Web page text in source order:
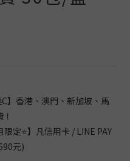
】香港、澳門、新加坡、馬
限定⭐】凡信用卡 / LINE PAY
元)